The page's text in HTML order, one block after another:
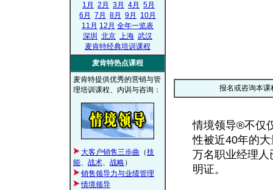
1月
2月 3月 4月
5月
6月
7月 8月 9月
10月
11月 12月 全年一览表
深圳
北京 上海 武汉
麦肯特经典培训课程
麦肯特热点课程
麦肯特提供优秀的营销与管
理培训课程、内训与咨询：
大客户销售三步曲 （技
能、 战术、 战略）
销售领导力与业绩管理
情境领导
报名或咨询本课
情境领导®不仅
性被近40年的
万名职业经理
明证。